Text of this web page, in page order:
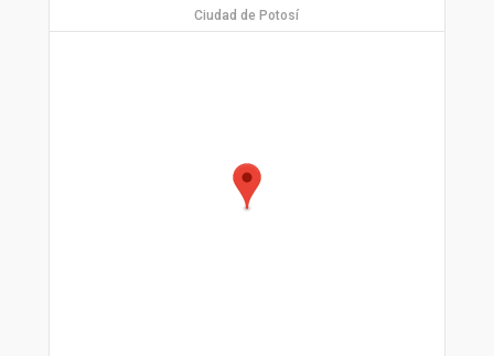
Ciudad de Potosí